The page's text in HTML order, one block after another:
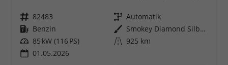
Fahrzeugnr. 82483 Getriebe Automatik
Kraftstoff Benzin Außenfarbe
Smokey Diamond Silber Metallic
Leistung 85 kW (116 PS) Kilometerstand 925 km
01.05.2026